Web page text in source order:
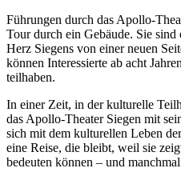
Führungen durch das Apollo-
Tour durch ein Gebäude. Sie
Herz Siegens von einer neuen
können Interessierte ab acht
teilhaben.
In einer Zeit, in der kulturelle
das Apollo-Theater Siegen mit
sich mit dem kulturellen Leben
eine Reise, die bleibt, weil sie
bedeuten können – und